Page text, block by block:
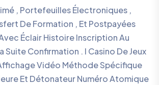
, Portefeuilles Électroniques ,
De Formation , Et Postpayées
Éclair Histoire Inscription Au
Suite Confirmation . I Casino De Jeux
Vidéo Méthode Spécifique
Et Détonateur Numéro Atomique